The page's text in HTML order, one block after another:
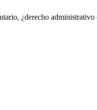
¿derecho